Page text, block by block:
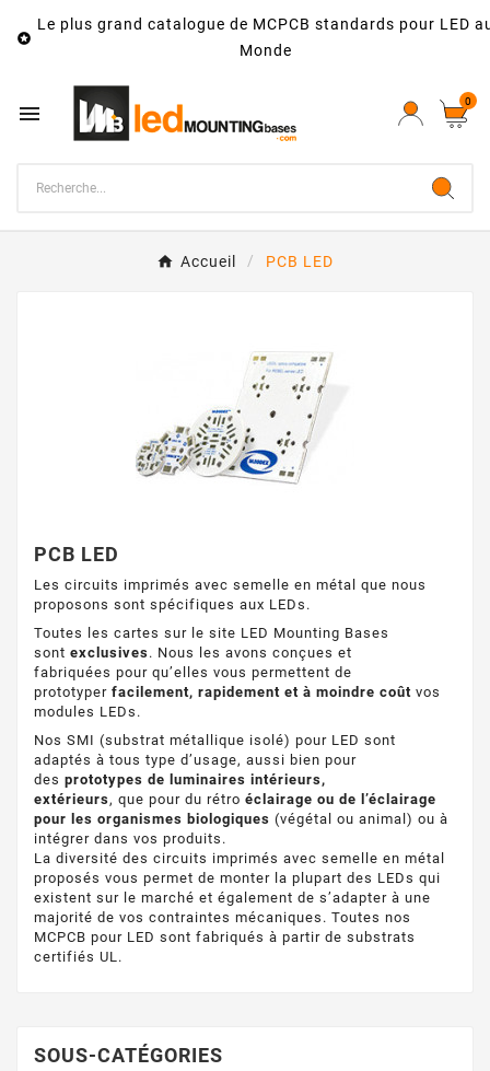

Le plus grand catalogue de MCPCB standards pour LED
Monde
 0
Accueil PCB LED
PCB LED
Les circuits imprimés avec semelle en métal que nous
proposons sont spécifiques aux LEDs.
Toutes les cartes sur le site LED Mounting Bases
sont exclusives. Nous les avons conçues et
fabriquées pour qu’elles vous permettent de
prototyper facilement, rapidement et à moindre coût vos
modules LEDs.
Nos SMI (substrat métallique isolé) pour LED sont
adaptés à tous type d’usage, aussi bien pour
des prototypes de luminaires intérieurs,
extérieurs, que pour du rétro éclairage ou de l’éclairage
pour les organismes biologiques (végétal ou animal) ou à
intégrer dans vos produits.
La diversité des circuits imprimés avec semelle en métal
proposés vous permet de monter la plupart des LEDs qui
existent sur le marché et également de s’adapter à une
majorité de vos contraintes mécaniques. Toutes nos
MCPCB pour LED sont fabriqués à partir de substrats
certifiés UL.
SOUS-CATÉGORIES